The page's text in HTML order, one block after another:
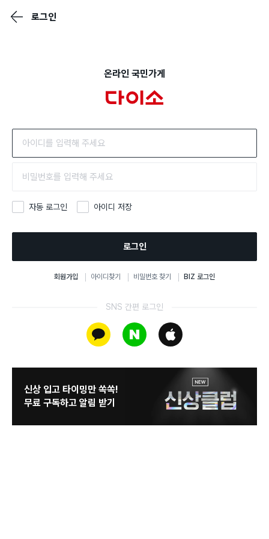
로그인
온라인 국민가게
자동 로그인 아이디 저장
로그인
회원가입 아이디찾기 비밀번호 찾기 BIZ 로그인
SNS 간편 로그인
신상 입고 타이밍만 쏙쏙!
무료 구독하고 알림 받기